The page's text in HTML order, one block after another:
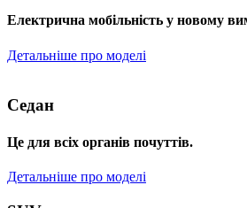
Електрична мобільність у новому
Детальніше про моделі
Седан
Це для всіх органів почуттів.
Детальніше про моделі